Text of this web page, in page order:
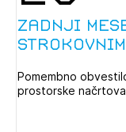
Zadnji
strokovnim
Pomembno
prostorske